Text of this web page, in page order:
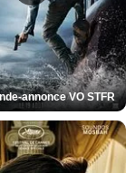
annonce VO STFR